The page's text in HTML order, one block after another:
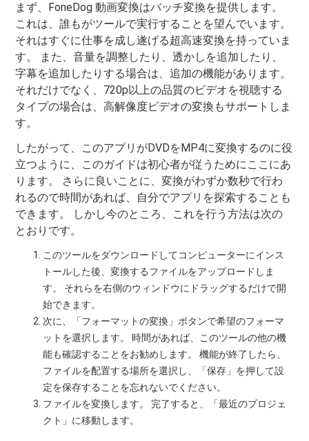
まず、FoneDog 動画変換はバッチ変換を提供します。
これは、誰もがツールで実行することを望んでいます。
それはすぐに仕事を成し遂げる超高速変換を持っていま
す。 また、音量を調整したり、透かしを追加したり、
字幕を追加したりする場合は、追加の機能があります。
それだけでなく、720p以上の品質のビデオを視聴する
タイプの場合は、高解像度ビデオの変換もサポートしま
す。
したがって、このアプリがDVDをMP4に変換するのに役
立つように、このガイドは初心者が従うためにここにあ
ります。 さらに良いことに、変換がわずか数秒で行わ
れるので時間があれば、自分でアプリを探索することも
できます。 しかし今のところ、これを行う方法は次の
とおりです。
このツールをダウンロードしてコンピューターにインス
トールした後、変換するファイルをアップロードしま
す。 それらを右側のウィンドウにドラッグするだけで開
始できます。
次に、「フォーマットの変換」ボタンで希望のフォーマ
ットを選択します。 時間があれば、このツールの他の機
能も確認することをお勧めします。 機能が終了したら、
ファイルを配置する場所を選択し、「保存」を押して設
定を保存することを忘れないでください。
ファイルを変換します。 完了すると、「最近のプロジェ
クト」に移動します。